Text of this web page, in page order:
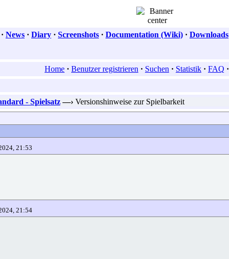
· News · Diary · Screenshots · Documentation (Wiki) · Downloads
Home · Benutzer registrieren · Suchen · Statistik · FAQ ·
- Spielsatz —›Versionshinweise zur Spielbarkeit
21:53
21:54